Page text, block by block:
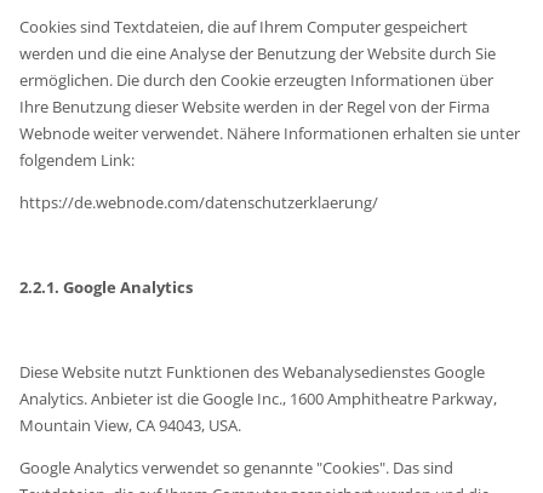
Cookies sind Textdateien, die auf Ihrem Computer gespeichert
werden und die eine Analyse der Benutzung der Website durch Sie
ermöglichen. Die durch den Cookie erzeugten Informationen über
Ihre Benutzung dieser Website werden in der Regel von der Firma
Webnode weiter verwendet. Nähere Informationen erhalten sie unter
folgendem Link:
https://de.webnode.com/datenschutzerklaerung/
2.2.1. Google Analytics
Diese Website nutzt Funktionen des Webanalysedienstes Google
Analytics. Anbieter ist die Google Inc., 1600 Amphitheatre Parkway,
Mountain View, CA 94043, USA.
Google Analytics verwendet so genannte "Cookies". Das sind